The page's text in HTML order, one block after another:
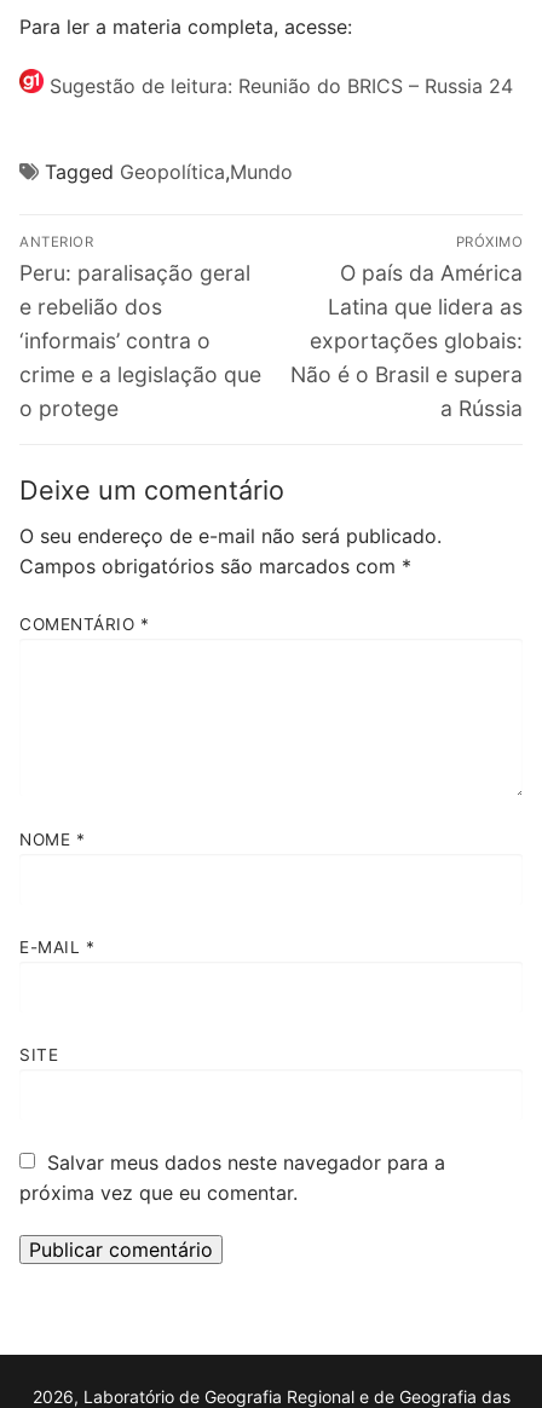
Para ler a materia completa, acesse:
Sugestão de leitura: Reunião do BRICS – Russia 24
Tagged Geopolítica,Mundo
Navegação
de
Post
ANTERIOR
Post
anterior:
Peru: paralisação geral
e rebelião dos
‘informais’ contra o
crime e a legislação que
o protege
PRÓXIMO
Próximo
post:
O país da América
Latina que lidera as
exportações globais:
Não é o Brasil e supera
a Rússia
Deixe um comentário
O seu endereço de e-mail não será publicado.
Campos obrigatórios são marcados com *
COMENTÁRIO *
NOME *
E-MAIL *
SITE
Salvar meus dados neste navegador para a
próxima vez que eu comentar.
2026, Laboratório de Geografia Regional e de Geografia das